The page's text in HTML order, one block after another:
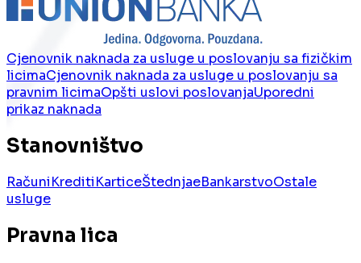
Cjenovnik naknada za usluge u poslovanju sa fizičkim
licimaCjenovnik naknada za usluge u poslovanju sa
pravnim licimaOpšti uslovi poslovanjaUporedni
prikaz naknada
Stanovništvo
RačuniKreditiKarticeŠtednjaeBankarstvoOstale
usluge
Pravna lica